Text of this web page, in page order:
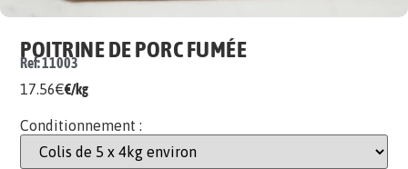
POITRINE DE PORC FUMÉE
Ref: 11003
17.56€€/kg
Conditionnement :